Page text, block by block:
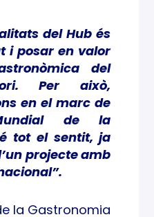
del Hub és
i posar en valor
del
Per això,
en el marc de
de la
tot el sentit, ja
projecte amb
la Gastronomia